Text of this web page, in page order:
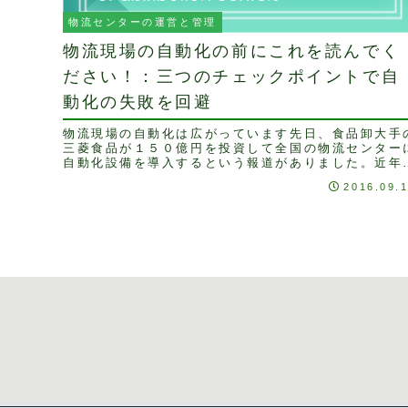
物流センターの運営と管理
物流現場の自動化の前にこれを読んでく
ださい！：三つのチェックポイントで自
動化の失敗を回避
物流現場の自動化は広がっています先日、食品卸大手
三菱食品が１５０億円を投資して全国の物流センター
自動化設備を導入するという報道がありました。近年